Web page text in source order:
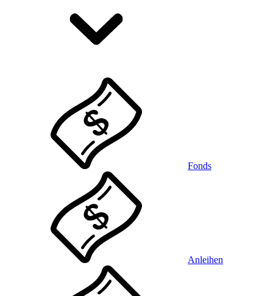
Fonds
Anleihen